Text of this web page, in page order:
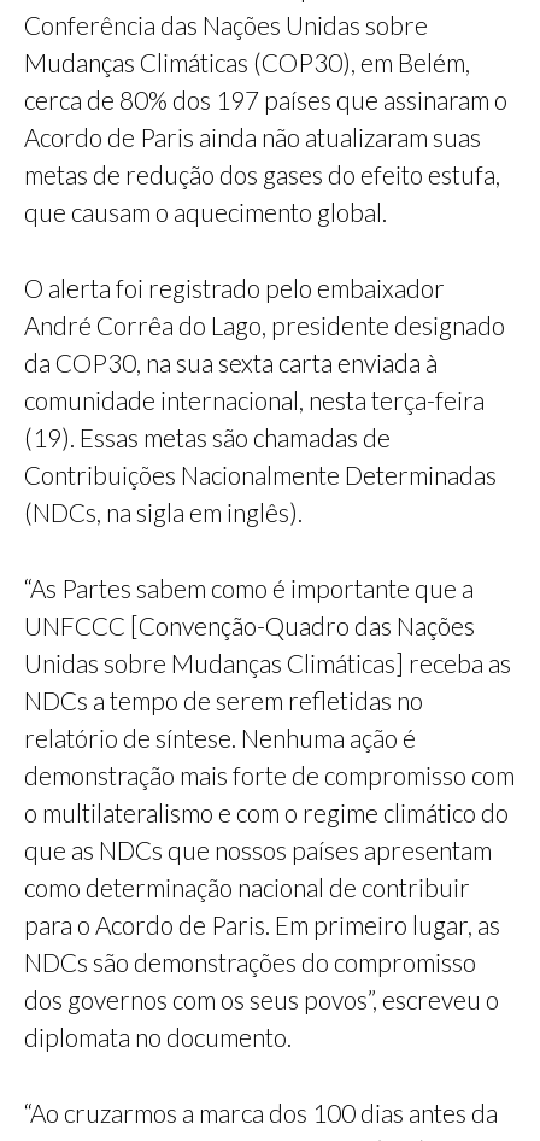
Conferência das Nações Unidas sobre
Mudanças Climáticas (COP30), em Belém,
cerca de 80% dos 197 países que assinaram o
Acordo de Paris ainda não atualizaram suas
metas de redução dos gases do efeito estufa,
que causam o aquecimento global.
O alerta foi registrado pelo embaixador
André Corrêa do Lago, presidente designado
da COP30, na sua sexta carta enviada à
comunidade internacional, nesta terça-feira
(19). Essas metas são chamadas de
Contribuições Nacionalmente Determinadas
(NDCs, na sigla em inglês).
“As Partes sabem como é importante que a
UNFCCC [Convenção-Quadro das Nações
Unidas sobre Mudanças Climáticas] receba as
NDCs a tempo de serem refletidas no
relatório de síntese. Nenhuma ação é
demonstração mais forte de compromisso com
o multilateralismo e com o regime climático do
que as NDCs que nossos países apresentam
como determinação nacional de contribuir
para o Acordo de Paris. Em primeiro lugar, as
NDCs são demonstrações do compromisso
dos governos com os seus povos”, escreveu o
diplomata no documento.
“Ao cruzarmos a marca dos 100 dias antes da